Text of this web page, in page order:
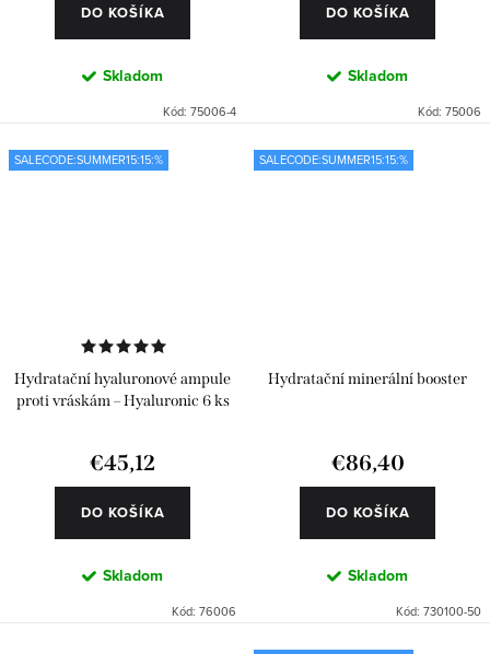
DO KOŠÍKA
Skladom
Kód: 75006-4
DO KOŠÍKA
Skladom
Kód: 75006
SALECODE:SUMMER15:15:%
Hydratační hyaluronové ampule
proti vráskám – Hyaluronic 6 ks
€45,12
DO KOŠÍKA
Skladom
Kód: 76006
SALECODE:SUMMER15:15:%
Hydratační minerální booster
€86,40
DO KOŠÍKA
Skladom
Kód: 730100-50